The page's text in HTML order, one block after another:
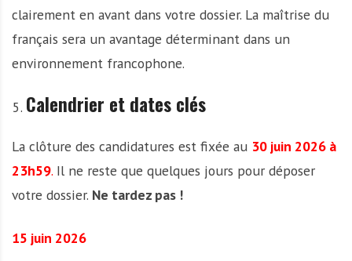
clairement en avant dans votre dossier. La maîtrise du
français sera un avantage déterminant dans un
environnement francophone.
Calendrier et dates clés
La clôture des candidatures est fixée au 30 juin 2026 à
23h59. Il ne reste que quelques jours pour déposer
votre dossier. Ne tardez pas !
15 juin 2026